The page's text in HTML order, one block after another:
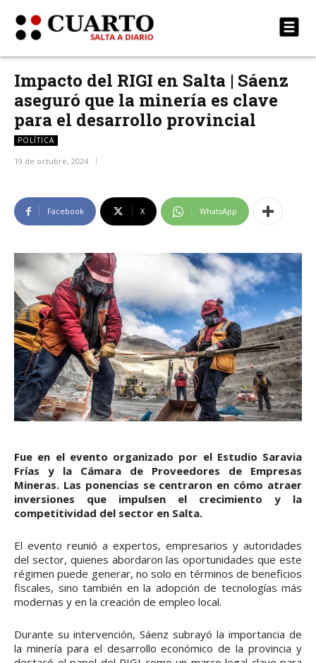
Impacto del RIGI en Salta | Sáenz
aseguró que la minería es clave
para el desarrollo provincial
POLÍTICA
19 de octubre, 2024
Facebook X WhatsApp
Fue en el evento organizado por el Estudio Saravia
Frías y la Cámara de Proveedores de Empresas
Mineras. Las ponencias se centraron en cómo atraer
inversiones que impulsen el crecimiento y la
competitividad del sector en Salta.
El evento reunió a expertos, empresarios y autoridades
del sector, quienes abordaron las oportunidades que este
régimen puede generar, no solo en términos de beneficios
fiscales, sino también en la adopción de tecnologías más
modernas y en la creación de empleo local.
Durante su intervención, Sáenz subrayó la importancia de
la minería para el desarrollo económico de la provincia y